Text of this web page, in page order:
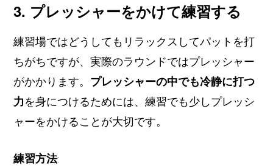
3. プレッシャーをかけて練習する
練習場ではどうしてもリラックスしてパットを打
ちがちですが、実際のラウンドではプレッシャー
がかかります。 プレッシャーの中でも冷静に打つ
力を身につけるためには、練習でも少しプレッシ
ャーをかけることが大切です。
練習方法: